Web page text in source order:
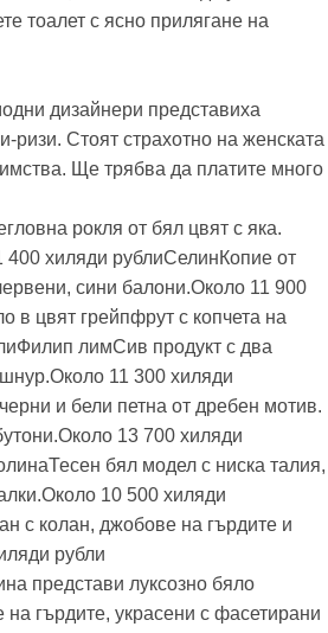
тоалет с ясно прилягане на
дизайнери представиха
ризи. Стоят страхотно на женската
Ще трябва да платите много
рокля от бял цвят с яка.
хиляди рублиСелинКопие от
сини балони.Около 11 900
в цвят грейпфрут с копчета на
лимСив продукт с два
11 300 хиляди
и бели петна от дребен мотив.
13 700 хиляди
бял модел с ниска талия,
10 500 хиляди
с колан, джобове на гърдите и
рубли
представи луксозно бяло
гърдите, украсени с фасетирани